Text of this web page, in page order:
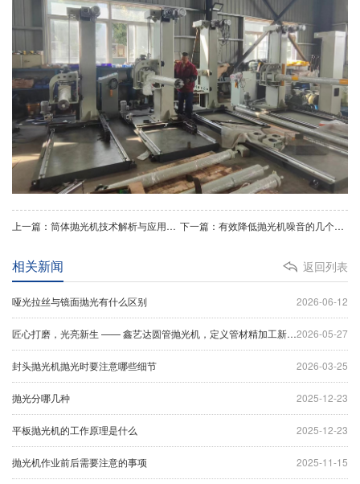
上一篇：筒体抛光机技术解析与应用指南 下一篇：有效降低抛光机噪音的几个方法建议
返回列表
相关新闻
2026-06-12
哑光拉丝与镜面抛光有什么区别
2026-05-27
匠心打磨，光亮新生 —— 鑫艺达圆管抛光机，定义管材精加工新标杆
2026-03-25
封头抛光机抛光时要注意哪些细节
2025-12-23
抛光分哪几种
2025-12-23
平板抛光机的工作原理是什么
2025-11-15
抛光机作业前后需要注意的事项